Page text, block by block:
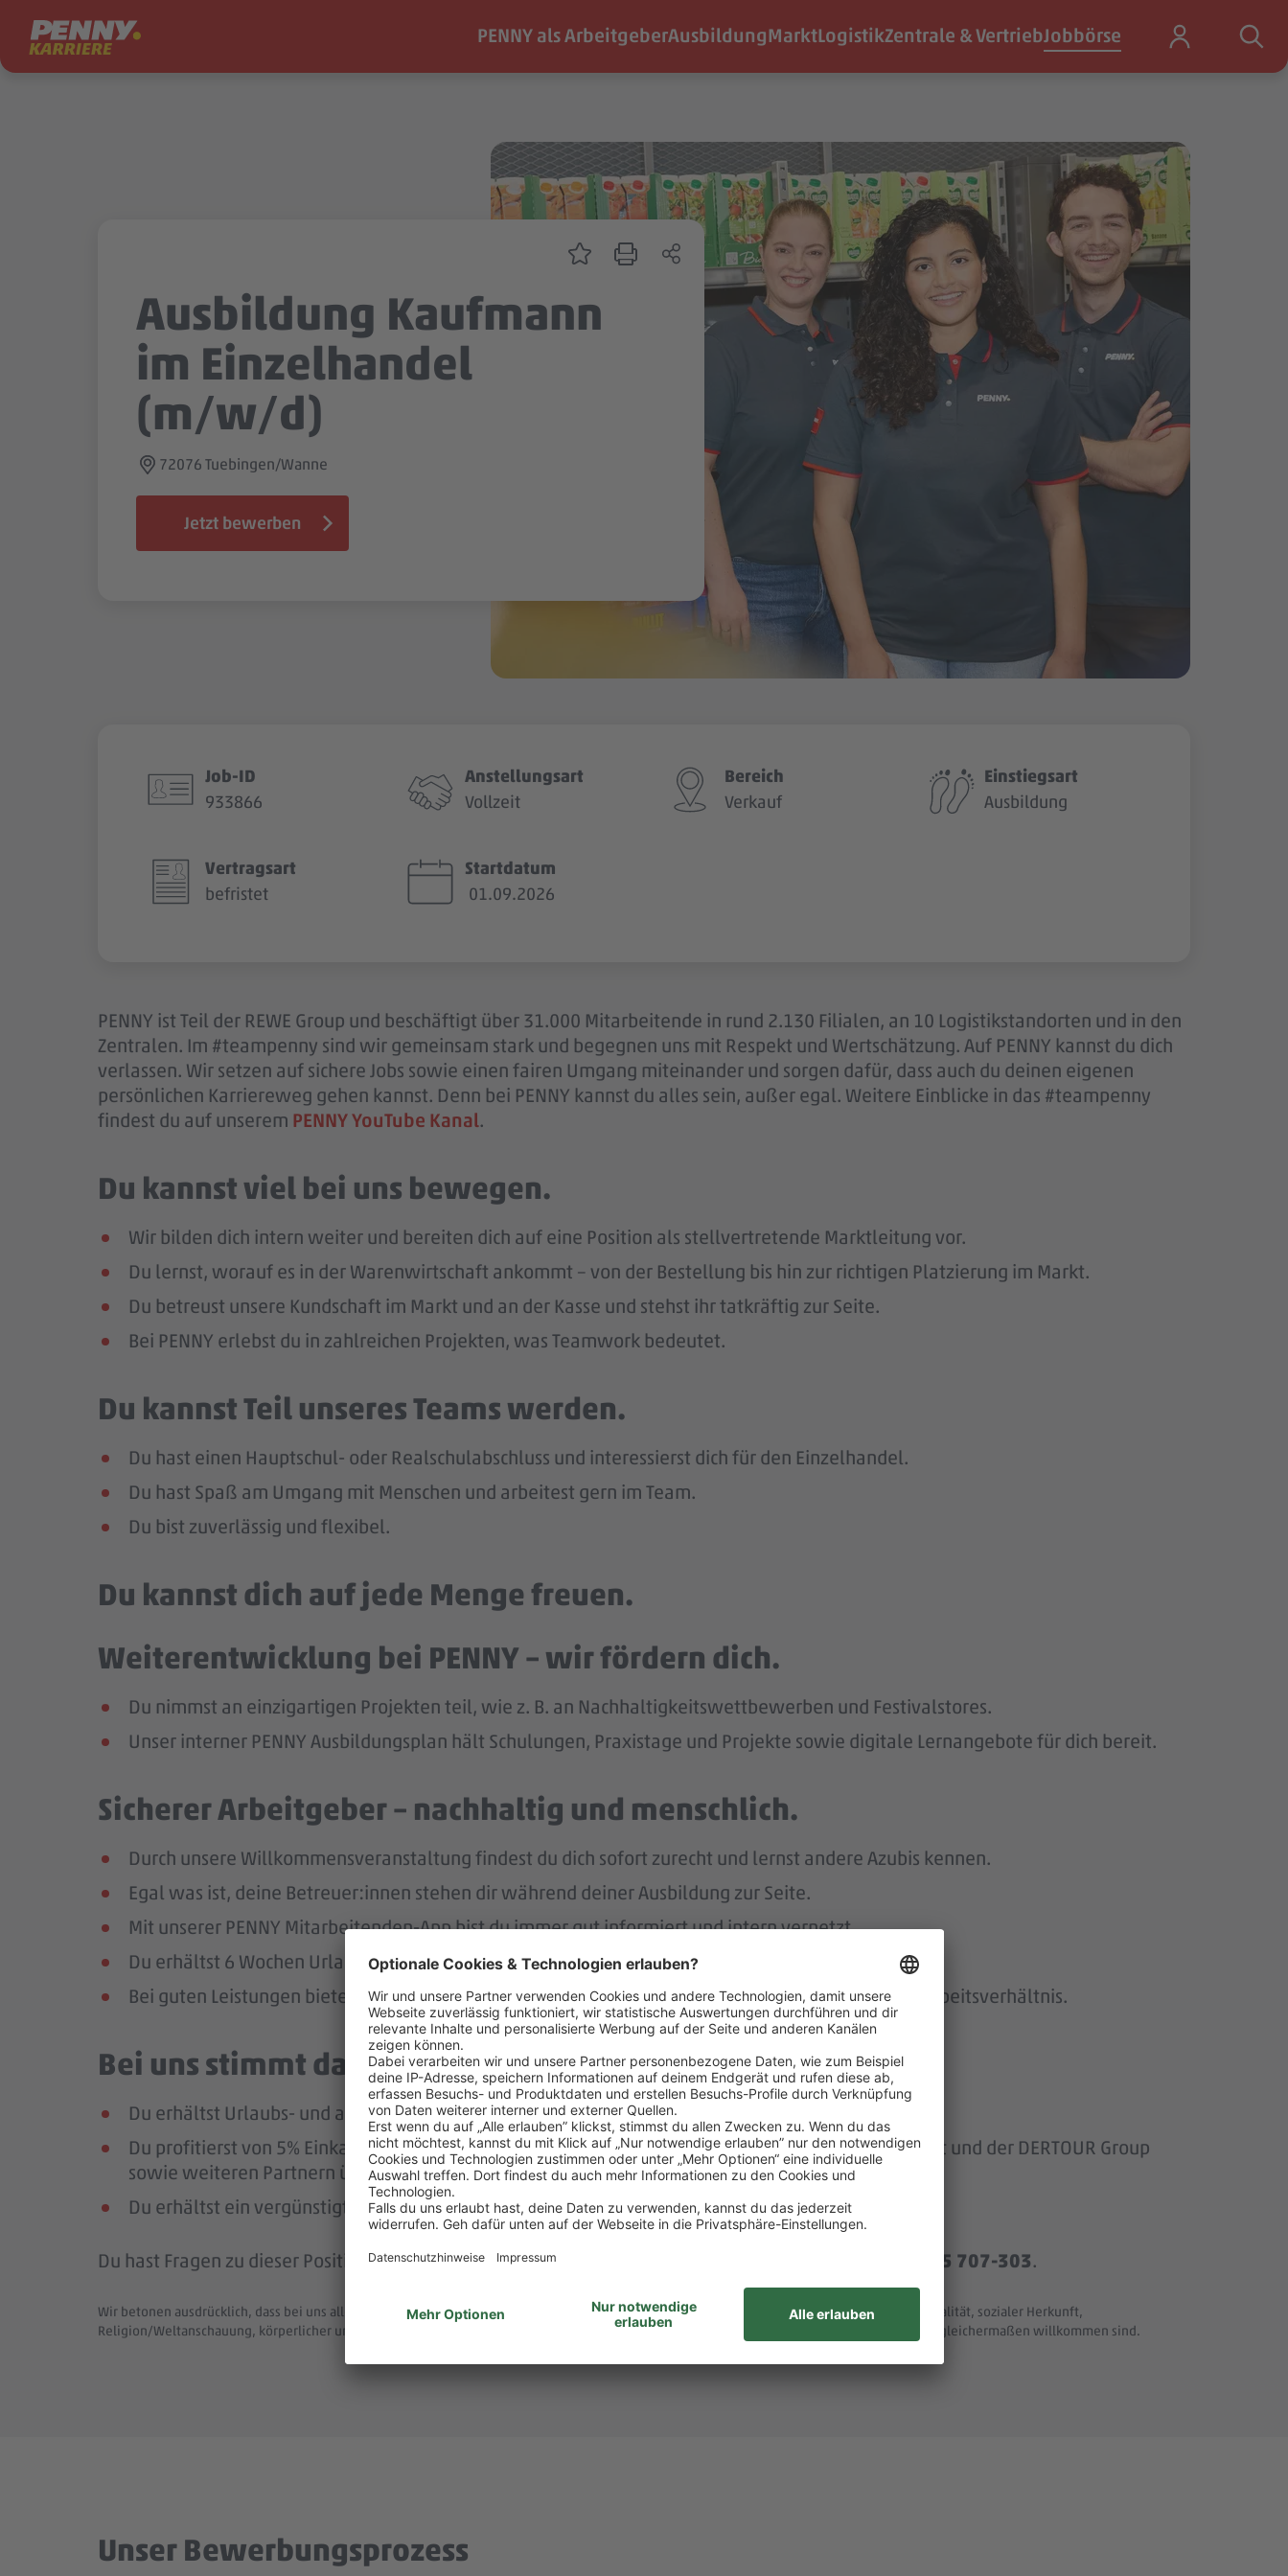
Zum Inhalt springen PENNY als ArbeitgeberAusbildungMarktLogistikZentrale & VertriebJobbörse
Ausbildung Kaufmann
im Einzelhandel
(m/w/d)
72076 Tuebingen/Wanne
Jetzt bewerben
Job-ID
933866
Anstellungsart
Vollzeit
Bereich
Verkauf
Einstiegsart
Ausbildung
Vertragsart
befristet
Startdatum
01.09.2026
PENNY ist Teil der REWE Group und beschäftigt über 31.000 Mitarbeitende in rund 2.130 Filialen, an 10 Logistikstandorten und in den
Zentralen. Im #teampenny sind wir gemeinsam stark und begegnen uns mit Respekt und Wertschätzung. Auf PENNY kannst du dich
verlassen. Wir setzen auf sichere Jobs sowie einen fairen Umgang miteinander und sorgen dafür, dass auch du deinen eigenen
persönlichen Karriereweg gehen kannst. Denn bei PENNY kannst du alles sein, außer egal. Weitere Einblicke in das #teampenny
findest du auf unserem PENNY YouTube Kanal.
Du kannst viel bei uns bewegen.
Wir bilden dich intern weiter und bereiten dich auf eine Position als stellvertretende Marktleitung vor.
Du lernst, worauf es in der Warenwirtschaft ankommt – von der Bestellung bis hin zur richtigen Platzierung im Markt.
Du betreust unsere Kundschaft im Markt und an der Kasse und stehst ihr tatkräftig zur Seite.
Bei PENNY erlebst du in zahlreichen Projekten, was Teamwork bedeutet.
Du kannst Teil unseres Teams werden.
Du hast einen Hauptschul- oder Realschulabschluss und interessierst dich für den Einzelhandel.
Du hast Spaß am Umgang mit Menschen und arbeitest gern im Team.
Du bist zuverlässig und flexibel.
Du kannst dich auf jede Menge freuen.
Weiterentwicklung bei PENNY – wir fördern dich.
Du nimmst an einzigartigen Projekten teil, wie z. B. an Nachhaltigkeitswettbewerben und Festivalstores.
Unser interner PENNY Ausbildungsplan hält Schulungen, Praxistage und Projekte sowie digitale Lernangebote für dich bereit.
Sicherer Arbeitgeber – nachhaltig und menschlich.
Durch unsere Willkommensveranstaltung findest du dich sofort zurecht und lernst andere Azubis kennen.
Egal was ist, deine Betreuer:innen stehen dir während deiner Ausbildung zur Seite.
Mit unserer PENNY Mitarbeitenden-App bist du immer gut informiert und intern vernetzt.
Du erhältst 6 Wochen Urlaub pro Jahr.
Bei guten Leistungen bieten wir dir nach deiner Ausbildung eine Übernahme in ein unbefristetes Arbeitsverhältnis.
Bei uns stimmt das Gehalt – und noch mehr.
Du erhältst Urlaubs- und ab dem zweiten Jahr auch noch Weihnachtsgeld.
Du profitierst von 5% Einkaufsrabatt bei PENNY und REWE, weiteren Rabatten beim toom Baumarkt und der DERTOUR Group
sowie weiteren Partnern über die Plattform Corporate Benefits.
Du erhältst ein vergünstigtes Deutschlandticket.
Du hast Fragen zu dieser Position (Job-ID: 933866)? Dann melde dich bei +49 8165 707-303.
Wir betonen ausdrücklich, dass bei uns alle Menschen - unabhängig von Geschlecht/geschlechtlicher Identität, ethnischer Herkunft und Nationalität, sozialer Herkunft,
Religion/Weltanschauung, körperlicher und geistiger Fähigkeiten, Alter sowie sexueller Orientierung oder weiterer individueller Merkmale - gleichermaßen willkommen sind.
Unser Bewerbungsprozess